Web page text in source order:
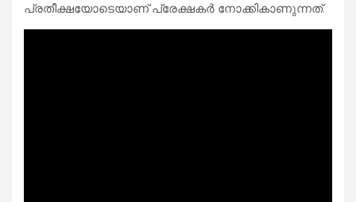
പ്രതീക്ഷയോടെയാണ് പ്രേക്ഷകര്‍ നോക്കികാണുന്നത്.